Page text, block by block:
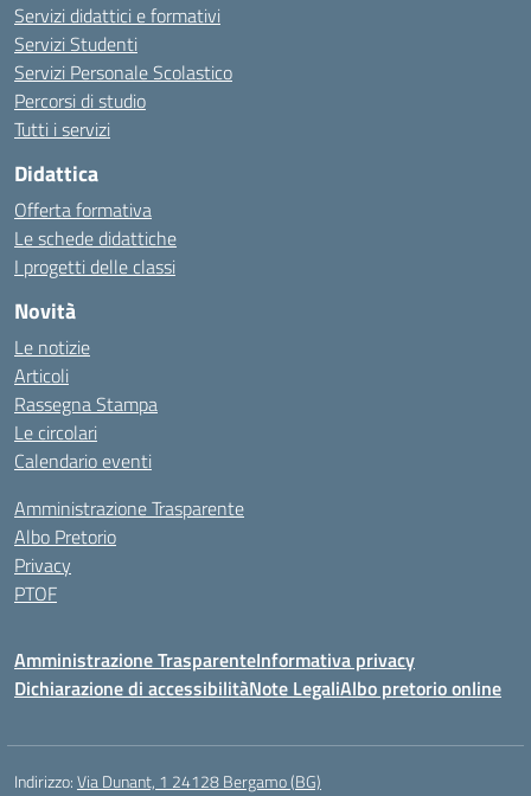
Servizi didattici e formativi
Servizi Studenti
Servizi Personale Scolastico
Percorsi di studio
Tutti i servizi
Didattica
Offerta formativa
Le schede didattiche
I progetti delle classi
Novità
Le notizie
Articoli
Rassegna Stampa
Le circolari
Calendario eventi
Amministrazione Trasparente
Albo Pretorio
Privacy
PTOF
Amministrazione TrasparenteInformativa privacy
Dichiarazione di accessibilitàNote LegaliAlbo pretorio online
Indirizzo:Via Dunant, 1 24128 Bergamo (BG)